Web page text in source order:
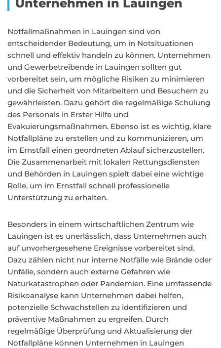
Unternehmen in Lauingen
Notfallmaßnahmen in Lauingen sind von
entscheidender Bedeutung, um in Notsituationen
schnell und effektiv handeln zu können. Unternehmen
und Gewerbetreibende in Lauingen sollten gut
vorbereitet sein, um mögliche Risiken zu minimieren
und die Sicherheit von Mitarbeitern und Besuchern zu
gewährleisten. Dazu gehört die regelmäßige Schulung
des Personals in Erster Hilfe und
Evakuierungsmaßnahmen. Ebenso ist es wichtig, klare
Notfallpläne zu erstellen und zu kommunizieren, um
im Ernstfall einen geordneten Ablauf sicherzustellen.
Die Zusammenarbeit mit lokalen Rettungsdiensten
und Behörden in Lauingen spielt dabei eine wichtige
Rolle, um im Ernstfall schnell professionelle
Unterstützung zu erhalten.
Besonders in einem wirtschaftlichen Zentrum wie
Lauingen ist es unerlässlich, dass Unternehmen auch
auf unvorhergesehene Ereignisse vorbereitet sind.
Dazu zählen nicht nur interne Notfälle wie Brände oder
Unfälle, sondern auch externe Gefahren wie
Naturkatastrophen oder Pandemien. Eine umfassende
Risikoanalyse kann Unternehmen dabei helfen,
potenzielle Schwachstellen zu identifizieren und
präventive Maßnahmen zu ergreifen. Durch
regelmäßige Überprüfung und Aktualisierung der
Notfallpläne können Unternehmen in Lauingen